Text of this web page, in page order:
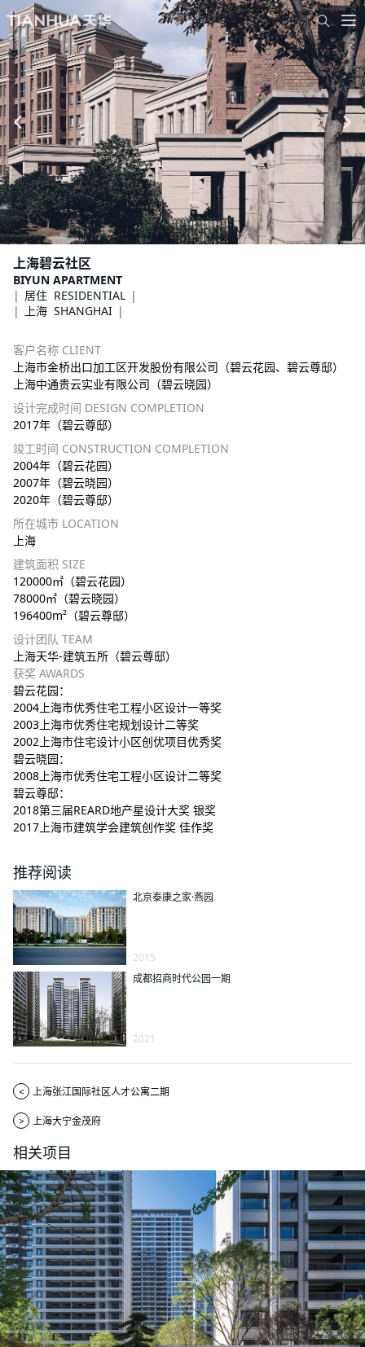
上海碧云社区
BIYUN APARTMENT
居住 RESIDENTIAL
上海 SHANGHAI
客户名称 CLIENT
上海市金桥出口加工区开发股份有限公司（碧云花园、碧云尊邸）
上海中通贵云实业有限公司（碧云晓园）
设计完成时间 DESIGN COMPLETION
2017年（碧云尊邸）
竣工时间 CONSTRUCTION COMPLETION
2004年（碧云花园）
2007年（碧云晓园）
2020年（碧云尊邸）
所在城市 LOCATION
上海
建筑面积 SIZE
120000㎡（碧云花园）
78000㎡（碧云晓园）
196400m²（碧云尊邸）
设计团队 TEAM
上海天华-建筑五所（碧云尊邸）
获奖 AWARDS
碧云花园：
2004上海市优秀住宅工程小区设计一等奖
2003上海市优秀住宅规划设计二等奖
2002上海市住宅设计小区创优项目优秀奖
碧云晓园：
2008上海市优秀住宅工程小区设计二等奖
碧云尊邸：
2018第三届REARD地产星设计大奖 银奖
2017上海市建筑学会建筑创作奖 佳作奖
推荐阅读
北京泰康之家·燕园
2015
成都招商时代公园一期
2021
< 上海张江国际社区人才公寓二期
> 上海大宁金茂府
相关项目